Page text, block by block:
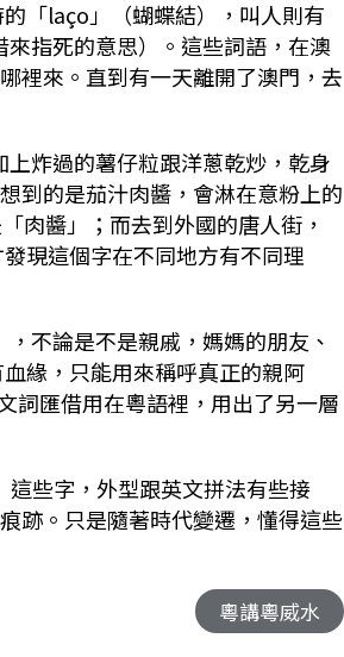
「laço」（蝴蝶結），叫人則有
指死的意思）。這些詞語，在澳
裡來。直到有一天離開了澳門，去
炸過的薯仔粒跟洋蔥乾炒，乾身
到的是茄汁肉醬，會淋在意粉上的
肉醬」；而去到外國的唐人街，
現這個字在不同地方有不同理
不論是不是親戚，媽媽的朋友、
緣，只能用來稱呼真正的親阿
詞匯借用在粵語裡，用出了另一層
些字，外型跟英文拼法有些接
跡。只是隨著時代變遷，懂得這些
粵講粵威水